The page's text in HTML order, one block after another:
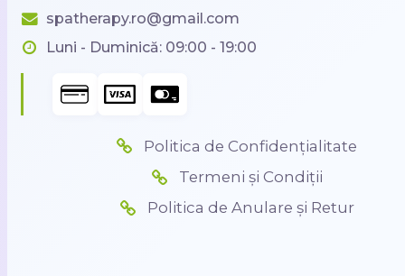
spatherapy.ro@gmail.com
Luni - Duminică: 09:00 - 19:00
Politica de Confidențialitate
Termeni și Condiții
Politica de Anulare și Retur